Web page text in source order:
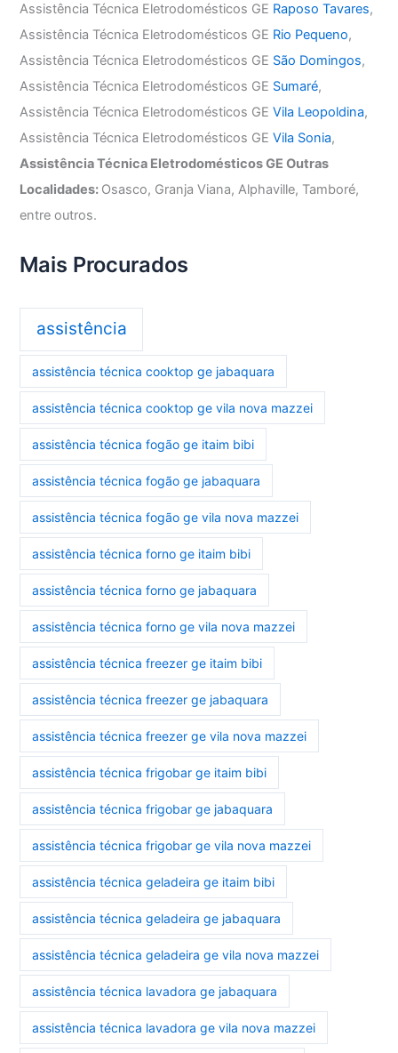
Assistência Técnica Eletrodomésticos GE Raposo Tavares,
Assistência Técnica Eletrodomésticos GE Rio Pequeno,
Assistência Técnica Eletrodomésticos GE São Domingos,
Assistência Técnica Eletrodomésticos GE Sumaré,
Assistência Técnica Eletrodomésticos GEVila Leopoldina,
Assistência Técnica Eletrodomésticos GEVila Sonia,
Assistência Técnica Eletrodomésticos GE Outras
Localidades: Osasco, Granja Viana, Alphaville, Tamboré,
entre outros.
Mais Procurados
assistência
assistência técnica cooktop ge jabaquara
assistência técnica cooktop ge vila nova mazzei
assistência técnica fogão ge itaim bibi
assistência técnica fogão ge jabaquara
assistência técnica fogão ge vila nova mazzei
assistência técnica forno ge itaim bibi
assistência técnica forno ge jabaquara
assistência técnica forno ge vila nova mazzei
assistência técnica freezer ge itaim bibi
assistência técnica freezer ge jabaquara
assistência técnica freezer ge vila nova mazzei
assistência técnica frigobar ge itaim bibi
assistência técnica frigobar ge jabaquara
assistência técnica frigobar ge vila nova mazzei
assistência técnica geladeira ge itaim bibi
assistência técnica geladeira ge jabaquara
assistência técnica geladeira ge vila nova mazzei
assistência técnica lavadora ge jabaquara
assistência técnica lavadora ge vila nova mazzei